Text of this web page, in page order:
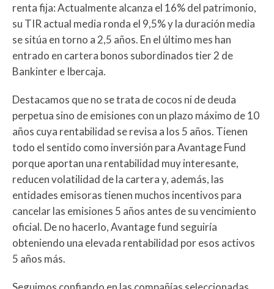
renta fija: Actualmente alcanza el 16% del patrimonio,
su TIR actual media ronda el 9,5% y la duración media
se sitúa en torno a 2,5 años. En el último mes han
entrado en cartera bonos subordinados tier 2 de
Bankinter e Ibercaja.
Destacamos que no se trata de cocos ni de deuda
perpetua sino de emisiones con un plazo máximo de 10
años cuya rentabilidad se revisa a los 5 años. Tienen
todo el sentido como inversión para Avantage Fund
porque aportan una rentabilidad muy interesante,
reducen volatilidad de la cartera y, además, las
entidades emisoras tienen muchos incentivos para
cancelar las emisiones 5 años antes de su vencimiento
oficial. De no hacerlo, Avantage fund seguiría
obteniendo una elevada rentabilidad por esos activos
5 años más.